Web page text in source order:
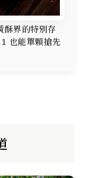
界的特別存
也能單顆搶先